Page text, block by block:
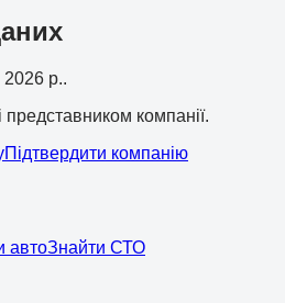
2026 р..
компанії.
Підтвердити компанію
автоЗнайти СТО